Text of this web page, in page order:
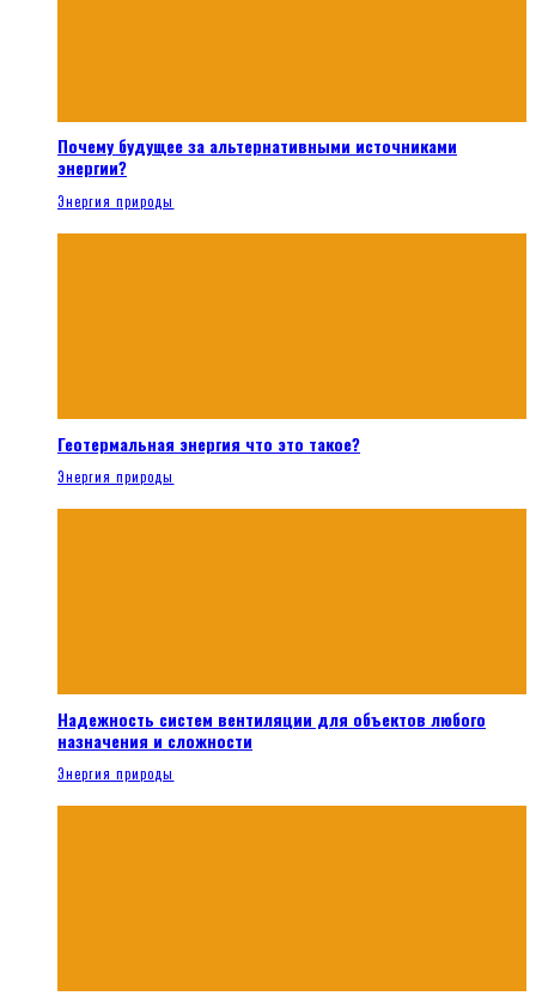
Почему будущее за альтернативными источниками
энергии?
Энергия природы
Геотермальная энергия что это такое?
Энергия природы
Надежность систем вентиляции для объектов любого
назначения и сложности
Энергия природы